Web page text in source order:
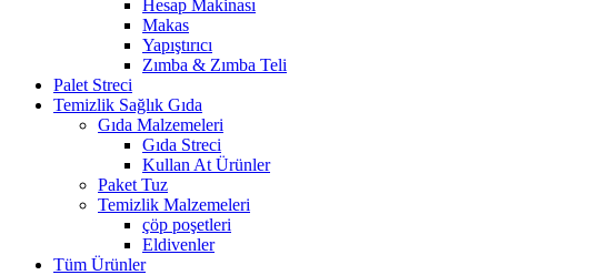
Hesap Makinası
Makas
Yapıştırıcı
Zımba & Zımba Teli
Palet Streci
Temizlik Sağlık Gıda
Gıda Malzemeleri
Gıda Streci
Kullan At Ürünler
Paket Tuz
Temizlik Malzemeleri
çöp poşetleri
Eldivenler
Tüm Ürünler